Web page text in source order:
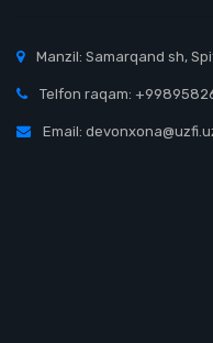
Manzil: Samarqand sh,
Telfon raqam:
Email: